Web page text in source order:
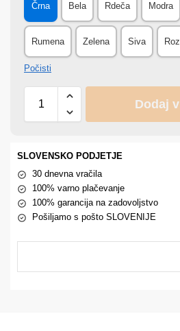
Črna Bela Rdeča Modra
Rumena Zelena Siva
Počisti
Dodaj
SLOVENSKO PODJETJE
30 dnevna vračila
100% varno plačevanje
100% garancija na zadovoljstvo
Pošiljamo s pošto SLOVENIJE